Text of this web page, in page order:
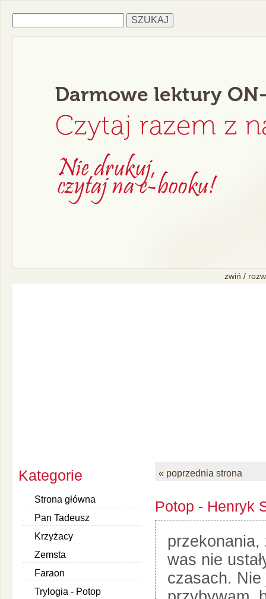
zwiń /
Kategorie
Strona główna
Pan Tadeusz
Krzyżacy
Zemsta
Faraon
Trylogia - Potop
« poprzednia strona
Potop - Henryk
was nie
czasach.